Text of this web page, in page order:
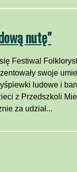
nutę"
Festiwal
swoje
ludowe i
z Przedszkoli
za udział...